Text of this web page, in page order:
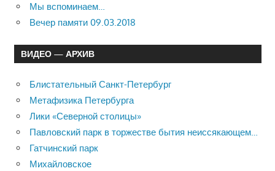
Мы вспоминаем…
Вечер памяти 09.03.2018
ВИДЕО — АРХИВ
Блистательный Санкт-Петербург
Метафизика Петербурга
Лики «Северной столицы»
Павловский парк в торжестве бытия неиссякающем…
Гатчинский парк
Михайловское